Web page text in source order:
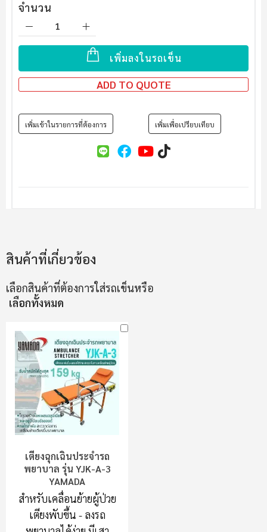
จำนวน
เพิ่มลงในรถเข็น
ADD TO QUOTE
เพิ่มเข้าในรายการที่ต้องการ เพิ่มเพื่อเปรียบเทียบ
สินค้าที่เกี่ยวข้อง
เลือกสินค้าที่ต้องการใส่รถเข็นหรือ
เลือกทั้งหมด
เตียงฉุกเฉินประจำรถ
พยาบาล รุ่น YJK-A-3
YAMADA
สำหรับเคลื่อนย้ายผู้ป่วย
เตียงพับขึ้น - ลงรถ